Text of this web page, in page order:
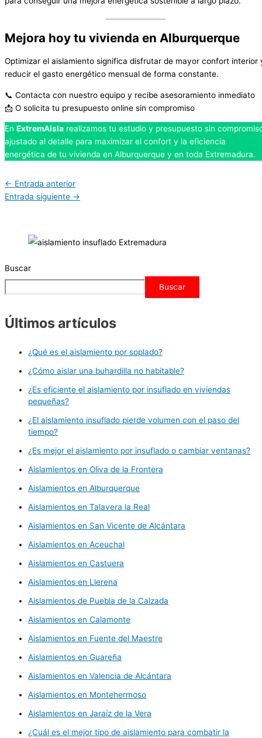
Mejora hoy tu vivienda en Alburquerque
Optimizar el aislamiento significa disfrutar de mayor confort interior
reducir el gasto energético mensual de forma constante.
📞 Contacta con nuestro equipo y recibe asesoramiento inmediato
📩 O solicita tu presupuesto online sin compromiso
En ExtremAisla realizamos tu estudio y presupuesto sin
ajustado al detalle para maximizar el confort y la eficiencia
energética de tu vivienda en Alburquerque y en toda Extremadura.
← Entrada anterior
Entrada siguiente →
Buscar
Buscar
Últimos artículos
¿Qué es el aislamiento por soplado?
¿Cómo aislar una buhardilla no habitable?
¿Es eficiente el aislamiento por insuflado en viviendas
pequeñas?
¿El aislamiento insuflado pierde volumen con el paso del
tiempo?
¿Es mejor el aislamiento por insuflado o cambiar ventanas?
Aislamientos en Oliva de la Frontera
Aislamientos en Alburquerque
Aislamientos en Talavera la Real
Aislamientos en San Vicente de Alcántara
Aislamientos en Aceuchal
Aislamientos en Castuera
Aislamientos en Llerena
Aislamientos de Puebla de la Calzada
Aislamientos en Calamonte
Aislamientos en Fuente del Maestre
Aislamientos en Guareña
Aislamientos en Valencia de Alcántara
Aislamientos en Montehermoso
Aislamientos en Jaraíz de la Vera
¿Cuál es el mejor tipo de aislamiento para combatir la